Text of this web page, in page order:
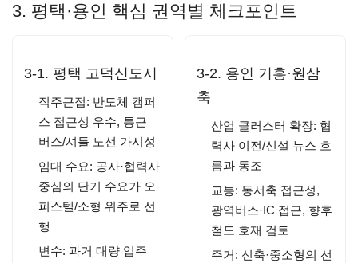
3. 평택·용인 핵심 권역별 체크포인트
3-1. 평택 고덕신도시
직주근접: 반도체 캠퍼
스 접근성 우수, 통근
버스/셔틀 노선 가시성
임대 수요: 공사·협력사
중심의 단기 수요가 오
피스텔/소형 위주로 선
행
변수: 과거 대량 입주
3-2. 용인 기흥·원삼
축
산업 클러스터 확장: 협
력사 이전/신설 뉴스 흐
름과 동조
교통: 동서축 접근성,
광역버스·IC 접근, 향후
철도 호재 검토
주거: 신축·중소형의 선